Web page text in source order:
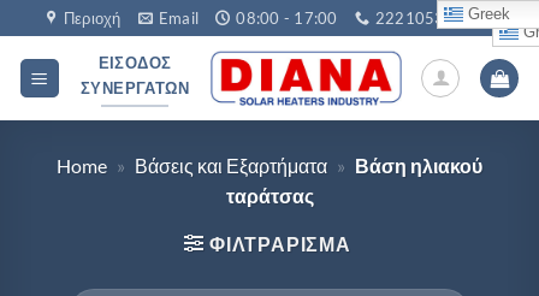
Μετάβαση
στο
περιεχόμενο
Περιοχή Email 08:00 - 17:00 2221053760
ΕΊΣΟΔΟΣ
ΣΥΝΕΡΓΑΤΏΝ
Home » Βάσεις και Εξαρτήματα » Βάση ηλιακού
ταράτσας
ΦΙΛΤΡΆΡΙΣΜΑ
Greek